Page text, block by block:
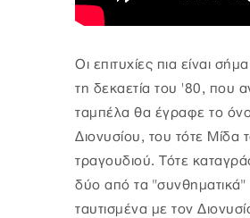
Οι επιτυχίες πια είναι
τη δεκαετία του '80, που
ταμπέλα θα έγραφε το
Διονυσίου, του τότε Μίδα
τραγουδιού. Τότε
δύο από τα "συνθηματικά"
ταυτισμένα με τον